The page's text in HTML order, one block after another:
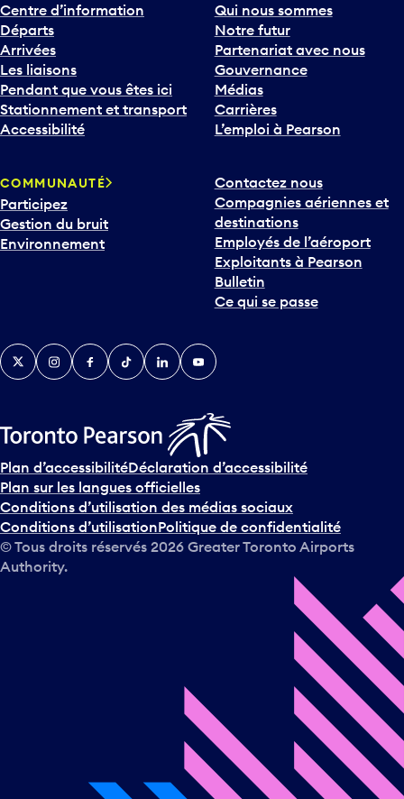
Centre d’information
Départs
Arrivées
Les liaisons
Pendant que vous êtes ici
Stationnement et transport
Accessibilité
Qui nous sommes
Notre futur
Partenariat avec nous
Gouvernance
Médias
Carrières
L’emploi à Pearson
COMMUNAUTÉ
Participez
Gestion du bruit
Environnement
Contactez nous
Compagnies aériennes et
destinations
Employés de l’aéroport
Exploitants à Pearson
Bulletin
Ce qui se passe
TwitterInstagramFacebook
TikTokLinkedInYouTube
Plan d’accessibilitéDéclaration d’accessibilité
Plan sur les langues officielles
Conditions d’utilisation des médias sociaux
Conditions d’utilisationPolitique de confidentialité
© Tous droits réservés 2026 Greater Toronto Airports
Authority.